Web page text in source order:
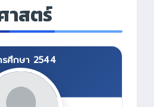
าสตร์
รศึกษา 2544